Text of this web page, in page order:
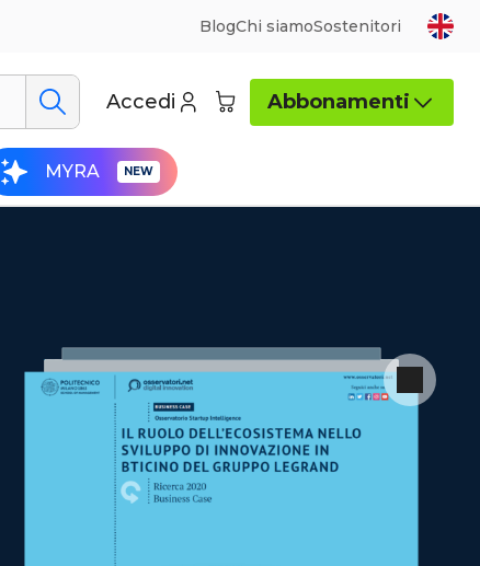
BlogChi siamoSostenitori
Accedi Abbonamenti
MYRA